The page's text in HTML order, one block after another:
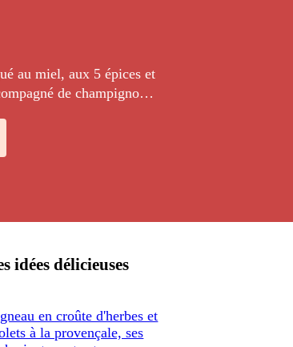
au miel, aux 5 épices et
de champignons
idées délicieuses
en croûte d'herbes et
à la provençale, ses